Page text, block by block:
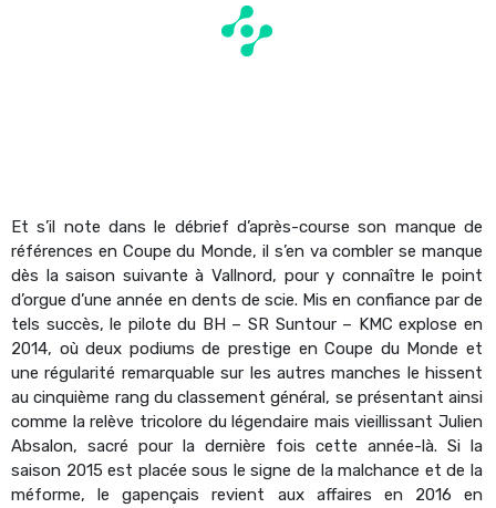
Et s’il note dans le débrief d’après-course son manque de
références en Coupe du Monde, il s’en va combler se manque
dès la saison suivante à Vallnord, pour y connaître le point
d’orgue d’une année en dents de scie. Mis en confiance par de
tels succès, le pilote du BH – SR Suntour – KMC explose en
2014, où deux podiums de prestige en Coupe du Monde et
une régularité remarquable sur les autres manches le hissent
au cinquième rang du classement général, se présentant ainsi
comme la relève tricolore du légendaire mais vieillissant Julien
Absalon, sacré pour la dernière fois cette année-là. Si la
saison 2015 est placée sous le signe de la malchance et de la
méforme, le gapençais revient aux affaires en 2016 en